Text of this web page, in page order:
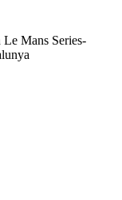
Le Mans Series-